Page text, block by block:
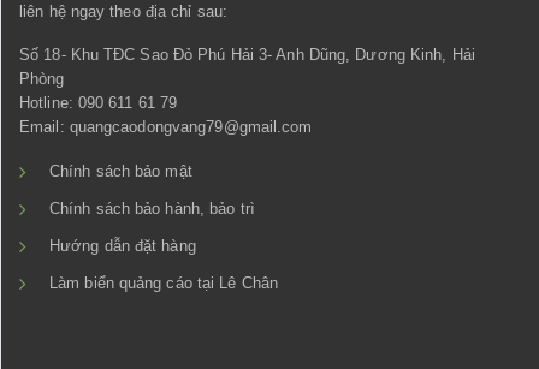
liên hệ ngay theo địa chỉ sau:
Số 18- Khu TĐC Sao Đỏ Phú Hải 3- Anh Dũng, Dương Kinh, Hải
Phòng
Hotline: 090 611 61 79
Email: quangcaodongvang79@gmail.com
Chính sách bảo mật
Chính sách bảo hành, bảo trì
Hướng dẫn đặt hàng
Làm biển quảng cáo tại Lê Chân